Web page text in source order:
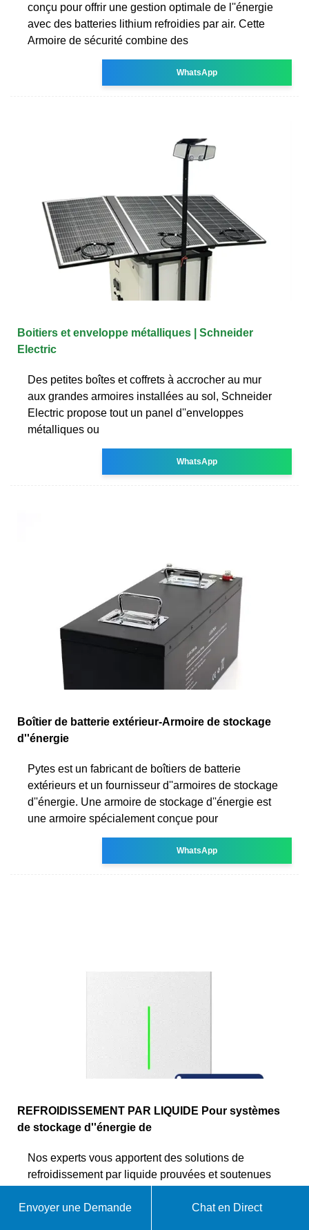
conçu pour offrir une gestion optimale de l''énergie
avec des batteries lithium refroidies par air. Cette
Armoire de sécurité combine des
WhatsApp
Boitiers et enveloppe métalliques | Schneider
Electric
Des petites boîtes et coffrets à accrocher au mur
aux grandes armoires installées au sol, Schneider
Electric propose tout un panel d''enveloppes
métalliques ou
WhatsApp
Boîtier de batterie extérieur-Armoire de stockage
d''énergie
Pytes est un fabricant de boîtiers de batterie
extérieurs et un fournisseur d''armoires de stockage
d''énergie. Une armoire de stockage d''énergie est
une armoire spécialement conçue pour
WhatsApp
REFROIDISSEMENT PAR LIQUIDE Pour systèmes
de stockage d''énergie de
Nos experts vous apportent des solutions de
refroidissement par liquide prouvées et soutenues
thermique et de nombreux projets personnalisés
Envoyer une Demande Chat en Direct